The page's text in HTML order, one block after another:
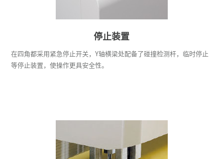
停止装置
在四角都采用紧急停止开关，Y轴横梁处配备了碰撞检测杆，临时停止
等停止装置，使操作更具安全性。